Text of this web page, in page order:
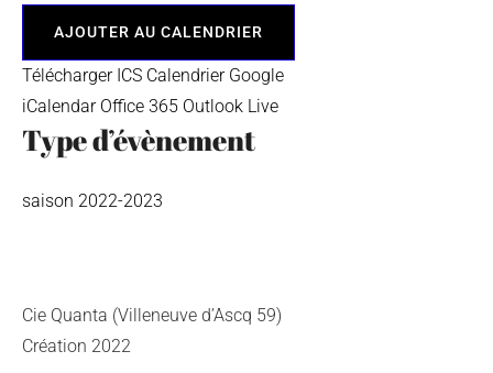
AJOUTER AU CALENDRIER
Télécharger ICS Calendrier Google
iCalendar Office 365 Outlook Live
Type d’évènement
saison 2022-2023
Cie Quanta (Villeneuve d’Ascq 59)
Création 2022